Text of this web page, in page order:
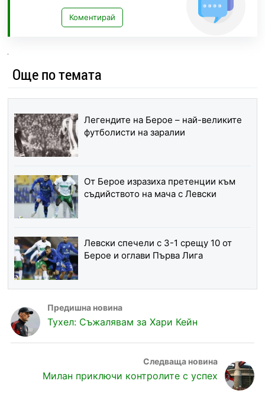
Коментирай
Още по темата
Легендите на Берое – най-великите
футболисти на заралии
От Берое изразиха претенции към
съдийството на мача с Левски
Левски спечели с 3-1 срещу 10 от
Берое и оглави Първа Лига
Тухел: Съжалявам за Хари Кейн
Милан приключи контролите с успех